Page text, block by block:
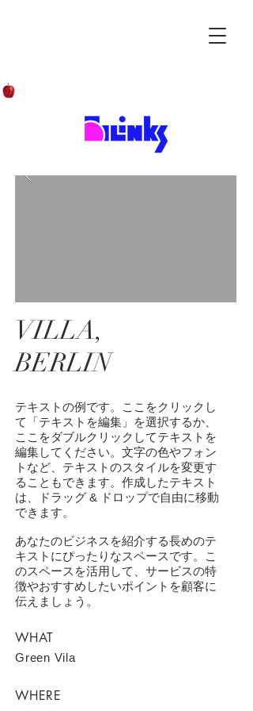
VILLA,
BERLIN
テキストの例です。ここをクリックし
て「テキストを編集」を選択するか、
ここをダブルクリックしてテキストを
編集してください。文字の色やフォン
トなど、テキストのスタイルを変更す
ることもできます。作成したテキスト
は、ドラッグ & ドロップで自由に移動
できます。
あなたのビジネスを紹介する長めのテ
キストにぴったりなスペースです。こ
のスペースを活用して、サービスの特
徴やおすすめしたいポイントを顧客に
伝えましょう。
WHAT
Green Vila
WHERE